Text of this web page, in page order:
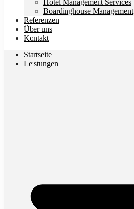
Hotel Management Services
Boardinghouse Management
Referenzen
Über uns
Kontakt
Startseite
Leistungen